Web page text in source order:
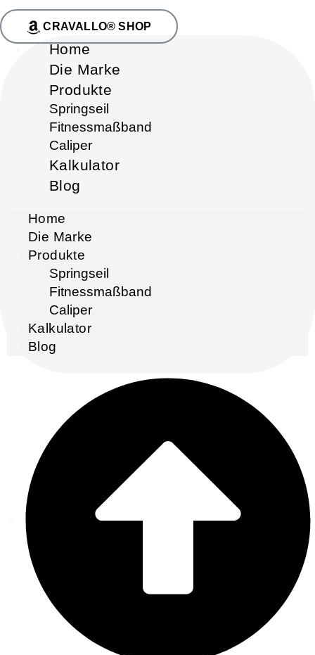
CRAVALLO® SHOP
Home
Die Marke
Produkte
Springseil
Fitnessmaßband
Caliper
Kalkulator
Blog
Home
Die Marke
Produkte
Springseil
Fitnessmaßband
Caliper
Kalkulator
Blog